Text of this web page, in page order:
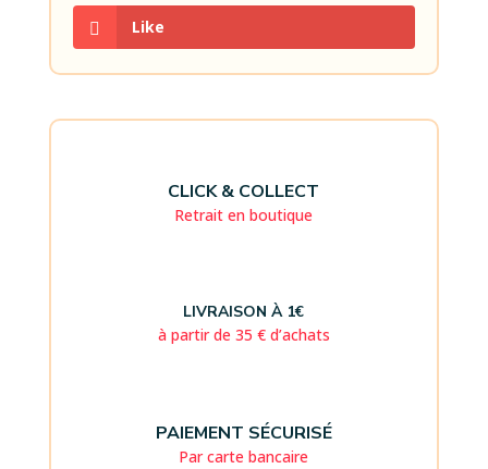
Like
CLICK & COLLECT
Retrait en boutique
LIVRAISON À 1€
à partir de 35 € d’achats
PAIEMENT SÉCURISÉ
Par carte bancaire